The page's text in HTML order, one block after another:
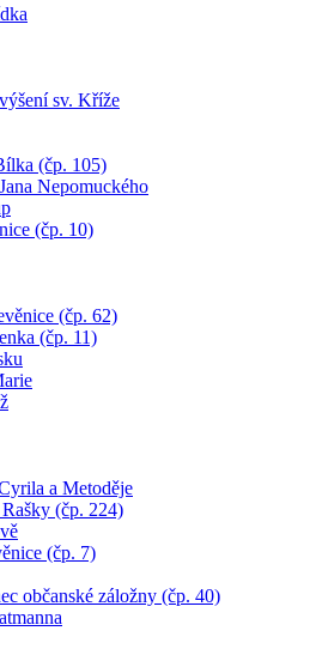
sv. Kříže
(čp. 105)
Nepomuckého
(čp. 10)
(čp. 62)
(čp. 11)
a Metoděje
(čp. 224)
(čp. 7)
občanské záložny (čp. 40)